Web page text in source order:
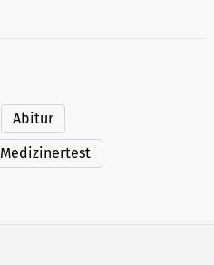
Abitur
Medizinertest